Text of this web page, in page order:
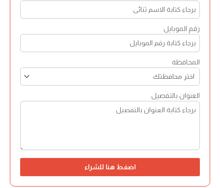
رقم الموبايل
المحافظة
العنوان بالتفصيل
اضغط هنا للشراء